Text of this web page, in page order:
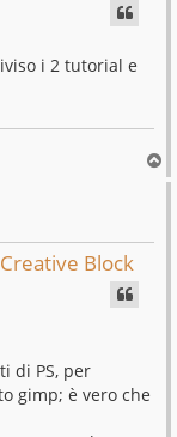
i 2 tutorial e
o
Block
di PS, per
gimp; è vero che